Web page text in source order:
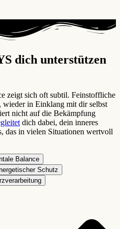
dich unterstützen
zeigt sich oft subtil. Feinstoffliche
wieder in Einklang mit dir selbst
nicht auf die Bekämpfung
dich dabei, dein inneres
das in vielen Situationen wertvoll
Balance
Schutz